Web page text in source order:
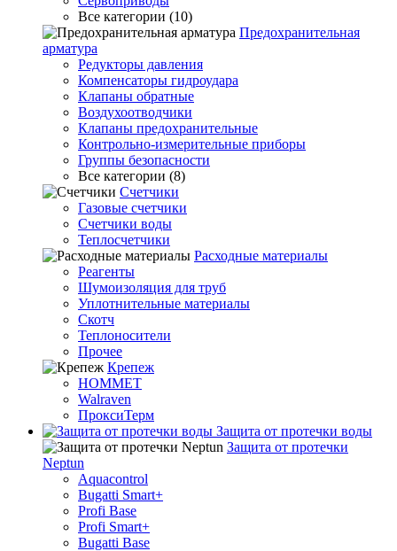
Все категории (10)
Предохранительная
арматура
Редукторы давления
Компенсаторы гидроудара
Клапаны обратные
Воздухоотводчики
Клапаны предохранительные
Контрольно-измерительные приборы
Группы безопасности
Все категории (8)
Счетчики
Газовые счетчики
Счетчики воды
Теплосчетчики
Расходные материалы
Реагенты
Шумоизоляция для труб
Уплотнительные материалы
Скотч
Теплоносители
Прочее
Крепеж
HOMMET
Walraven
ПроксиТерм
Защита от протечки воды
Защита от протечки
Neptun
Aquacontrol
Bugatti Smart+
Profi Base
Profi Smart+
Bugatti Base